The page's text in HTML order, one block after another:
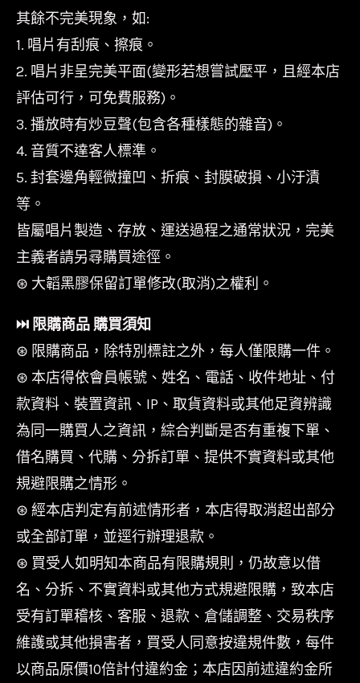
其餘不完美現象，如:
1. 唱片有刮痕、擦痕。
2. 唱片非呈完美平面(變形若想嘗試壓平，且經本店
評估可行，可免費服務)。
3. 播放時有炒豆聲(包含各種樣態的雜音)。
4. 音質不達客人標準。
5. 封套邊角輕微撞凹、折痕、封膜破損、小汙漬
等。
皆屬唱片製造、存放、運送過程之通常狀況，完美
主義者請另尋購買途徑。
⊛ 大韜黑膠保留訂單修改(取消)之權利。
⏭︎ 限購商品 購買須知
⊛ 限購商品，除特別標註之外，每人僅限購一件。
⊛ 本店得依會員帳號、姓名、電話、收件地址、付
款資料、裝置資訊、IP、取貨資料或其他足資辨識
為同一購買人之資訊，綜合判斷是否有重複下單、
借名購買、代購、分拆訂單、提供不實資料或其他
規避限購之情形。
⊛ 經本店判定有前述情形者，本店得取消超出部分
或全部訂單，並逕行辦理退款。
⊛ 買受人如明知本商品有限購規則，仍故意以借
名、分拆、不實資料或其他方式規避限購，致本店
受有訂單稽核、客服、退款、倉儲調整、交易秩序
維護或其他損害者，買受人同意按違規件數，每件
以商品原價10倍計付違約金；本店因前述違約金所